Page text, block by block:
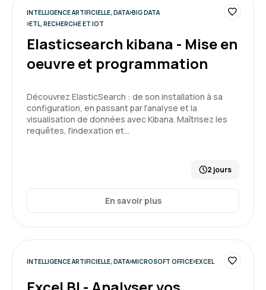
Nathan D. Le 25/03/2026
Formation très intéressante
Formateur dynamique et pertinent
INTELLIGENCE ARTIFICIELLE, DATA BIG DATA
ETL, RECHERCHE ET IOT
Elasticsearch kibana - Mise en
oeuvre et programmation
Découvrez ElasticSearch : de son installation à sa
configuration, en passant par l'analyse et la
visualisation de données avec Kibana. Maîtrisez les
requêtes, l'indexation et…
2 jours
En savoir plus
INTELLIGENCE ARTIFICIELLE, DATA MICROSOFT OFFICE EXCEL